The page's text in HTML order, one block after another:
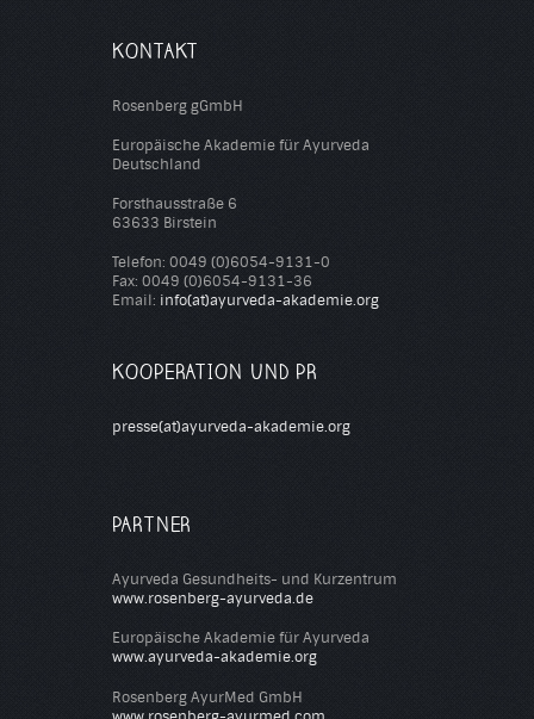
KONTAKT
Rosenberg gGmbH
Europäische Akademie für Ayurveda
Deutschland
Forsthausstraße 6
63633 Birstein
Telefon: 0049 (0)6054-9131-0
Fax: 0049 (0)6054-9131-36
Email: info(at)ayurveda-akademie.org
KOOPERATION UND PR
presse(at)ayurveda-akademie.org
PARTNER
Ayurveda Gesundheits- und Kurzentrum
www.rosenberg-ayurveda.de
Europäische Akademie für Ayurveda
www.ayurveda-akademie.org
Rosenberg AyurMed GmbH